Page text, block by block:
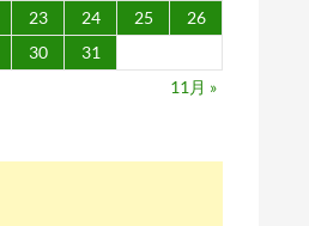
23 24 25
26
30
31
11月 »